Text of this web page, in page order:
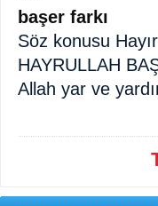
başer farkı
Söz konusu
HAYRULLAH
Allah yar ve